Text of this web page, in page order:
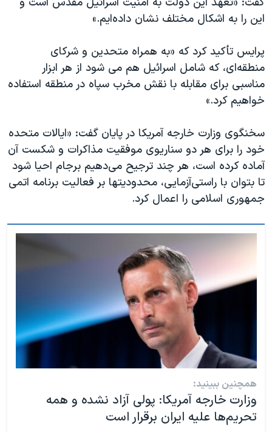
این را به اشکال مختلف نشان داده‌ایم.»
پرایس تأکید کرد که «به همراه متحدین و شرکای
منطقه‌ای، که شامل اسرائیل هم می شود از هر ابزار
مناسبی برای مقابله با نقش مخرب سپاه در منطقه استفاده
خواهیم کرد.»
سخنگوی وزارت خارجه آمریکا در پایان گفت: «ایالات متحده
خود را برای هر دو سناریوی موفقیت مذاکرات و شکست آن
آماده کرده است، هر چند ترجیح می‌دهیم برجام احیا شود
تا بتوان با راستی‌آزمایی، محدودیتها بر فعالیت برنامه اتمی
جمهوری اسلامی را اعمال کرد.
همچنین ببینید:
وزارت خارجه آمریکا: پولی آزاد نشده و همه
تحریم‌ها علیه ایران برقرار است